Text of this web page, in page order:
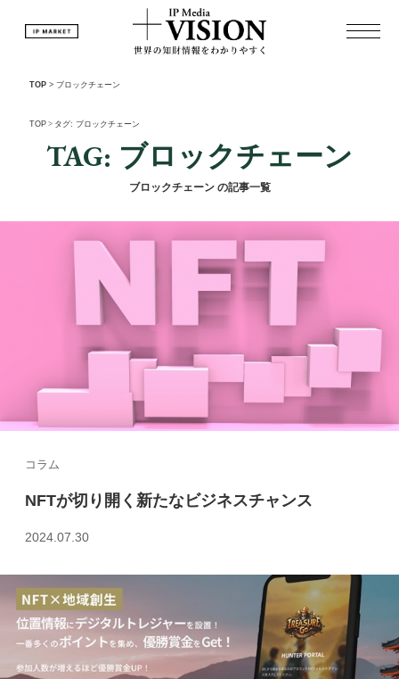
TOP > ブロックチェーン
TOP > タグ: ブロックチェーン
TAG: ブロックチェーン
ブロックチェーン の記事一覧
コラム
NFTが切り開く新たなビジネスチャンス
2024.07.30